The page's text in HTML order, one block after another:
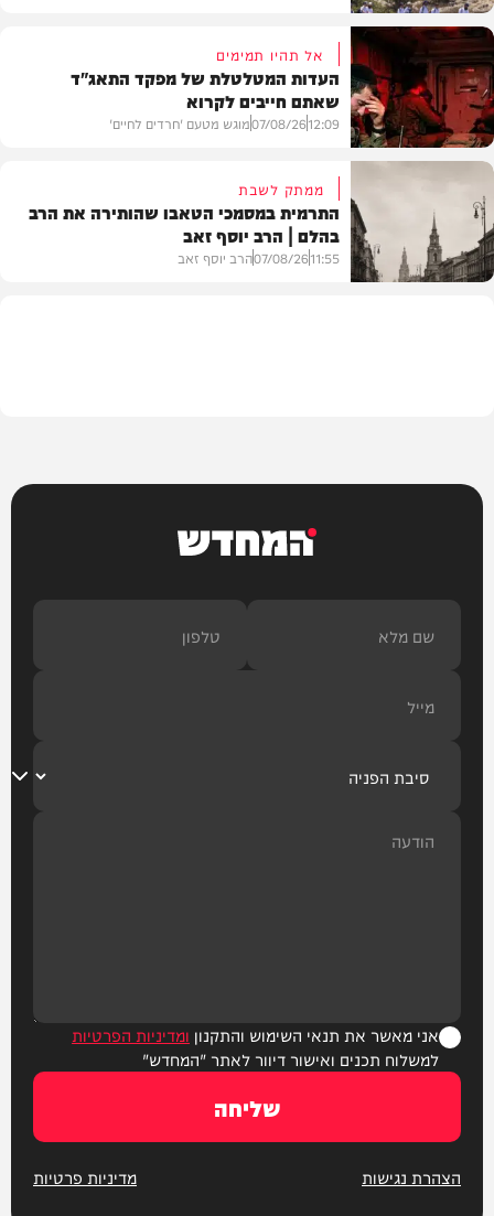
וידאו
דעות
אל תהיו תמימים
העדות המטלטלת של מפקד התאג"ד
שאתם חייבים לקרוא
12:09
07/08/26מוגש מטעם 'חרדים לחיים'
ממתק לשבת
התרמית במסמכי הטאבו שהותירה את הרב
בהלם | הרב יוסף זאב
11:55
07/08/26הרב יוסף זאב
המחדש
אני מאשר את תנאי השימוש והתקנון ומדיניות הפרטיות
למשלוח תכנים ואישור דיוור לאתר "המחדש"
שליחה
הצהרת נגישות מדיניות פרטיות